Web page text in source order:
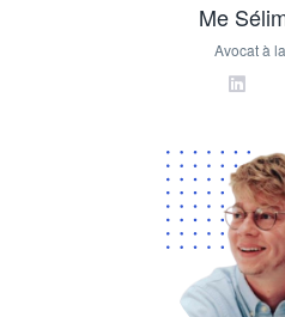
Me
Avocat à